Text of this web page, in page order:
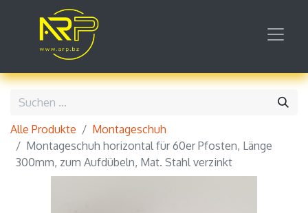
Alle Produkte
Montageschuh
Montageschuh horizontal für 60er Pfosten, Länge
300mm, zum Aufdübeln, Mat. Stahl verzinkt